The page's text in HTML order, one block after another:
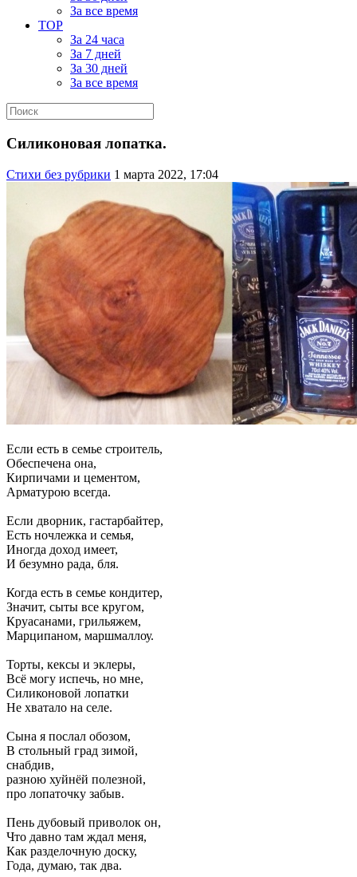
За все время
TOP
За 24 часа
За 7 дней
За 30 дней
За все время
Силиконовая лопатка.
Стихи без рубрики 1 марта 2022, 17:04
Если есть в семье строитель,
Обеспечена она,
Кирпичами и цементом,
Арматурою всегда.
Если дворник, гастарбайтер,
Есть ночлежка и семья,
Иногда доход имеет,
И безумно рада, бля.
Когда есть в семье кондитер,
Значит, сыты все кругом,
Круасанами, грильяжем,
Марципаном, маршмаллоу.
Торты, кексы и эклеры,
Всё могу испечь, но мне,
Силиконовой лопатки
Не хватало на селе.
Сына я послал обозом,
В стольный град зимой,
снабдив,
разною хуйнёй полезной,
про лопаточку забыв.
Пень дубовый приволок он,
Что давно там ждал меня,
Как разделочную доску,
Года, думаю, так два.